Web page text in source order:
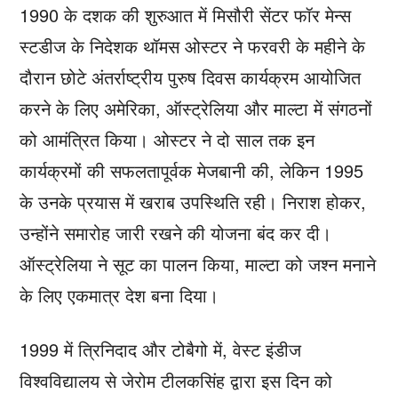
1990 के दशक की शुरुआत में मिसौरी सेंटर फॉर मेन्स
स्टडीज के निदेशक थॉमस ओस्टर ने फरवरी के महीने के
दौरान छोटे अंतर्राष्ट्रीय पुरुष दिवस कार्यक्रम आयोजित
करने के लिए अमेरिका, ऑस्ट्रेलिया और माल्टा में संगठनों
को आमंत्रित किया। ओस्टर ने दो साल तक इन
कार्यक्रमों की सफलतापूर्वक मेजबानी की, लेकिन 1995
के उनके प्रयास में खराब उपस्थिति रही। निराश होकर,
उन्होंने समारोह जारी रखने की योजना बंद कर दी।
ऑस्ट्रेलिया ने सूट का पालन किया, माल्टा को जश्न मनाने
के लिए एकमात्र देश बना दिया।
1999 में त्रिनिदाद और टोबैगो में, वेस्ट इंडीज
विश्वविद्यालय से जेरोम टीलकसिंह द्वारा इस दिन को